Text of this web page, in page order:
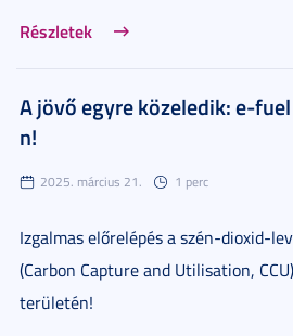
Részletek
A jövő egyre közeledik: e-
n!
2025. március 21. 1 perc
Izgalmas előrelépés a szén-dioxid-
(Carbon Capture and Utilisation,
területén!